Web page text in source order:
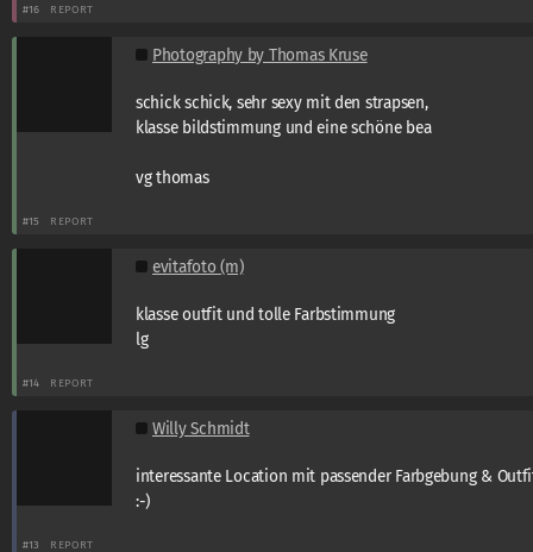
#16 REPORT
Photography by Thomas Kruse
schick schick, sehr sexy mit den strapsen,
klasse bildstimmung und eine schöne bea
vg thomas
#15 REPORT
evitafoto (m)
klasse outfit und tolle Farbstimmung
lg
#14 REPORT
Willy Schmidt
interessante Location mit passender Farbgebung &
:-)
#13 REPORT